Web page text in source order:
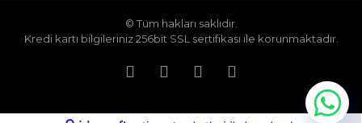
© Tüm hakları saklıdır.
Kredi kartı bilgileriniz 256bit SSL sertifikası ile korunmaktadır.